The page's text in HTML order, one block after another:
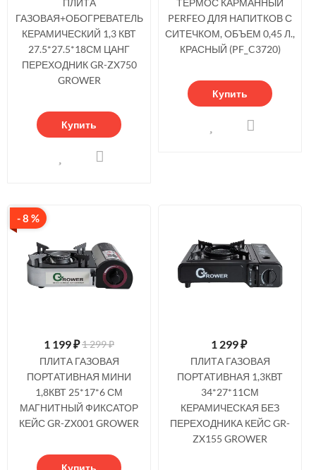
ПЛИТА
ГАЗОВАЯ+ОБОГРЕВАТЕЛЬ
КЕРАМИЧЕСКИЙ 1,3 КВТ
27.5*27.5*18СМ ЦАНГ
ПЕРЕХОДНИК GR-ZX750
GROWER
Купить
ТЕРМОС КАРМАННЫЙ
PERFEO ДЛЯ НАПИТКОВ С
СИТЕЧКОМ, ОБЪЕМ 0,45 Л.,
КРАСНЫЙ (PF_C3720)
Купить
- 8 %
1 199₽1 299 ₽
ПЛИТА ГАЗОВАЯ
ПОРТАТИВНАЯ МИНИ
1,8КВТ 25*17*6 СМ
МАГНИТНЫЙ ФИКСАТОР
КЕЙС GR-ZX001 GROWER
Купить
1 299₽
ПЛИТА ГАЗОВАЯ
ПОРТАТИВНАЯ 1,3КВТ
34*27*11СМ
КЕРАМИЧЕСКАЯ БЕЗ
ПЕРЕХОДНИКА КЕЙС GR-
ZX155 GROWER